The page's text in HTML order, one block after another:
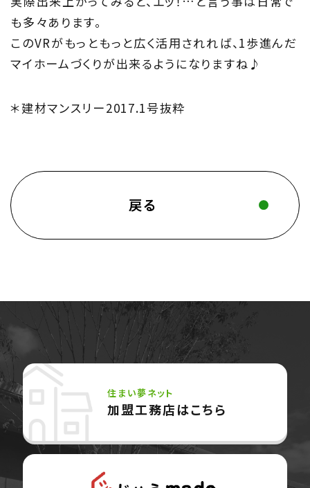
も多々あります。
このVRがもっともっと広く活用されれば、1歩進んだ
マイホームづくりが出来るようになりますね♪
＊建材マンスリー2017.1号抜粋
戻る
住まい夢ネット
加盟工務店はこちら